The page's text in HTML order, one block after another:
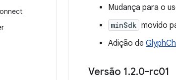
Mudança para o
minSdk movido
Adição de
Versão 1.2.0-rc01